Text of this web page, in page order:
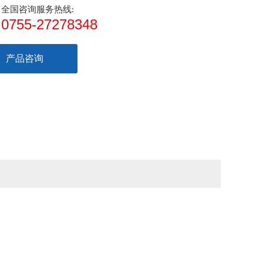
全国咨询服务热线:
0755-27278348
产品咨询